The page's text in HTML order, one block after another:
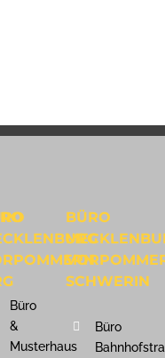
Büro
&
Musterhaus
BÜRO
SCHWERIN
Büro